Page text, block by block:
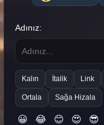
Adınız:
Kalın İtalik Link
Ortala Sağa Hizala
😀 😂 😊 😍 😎